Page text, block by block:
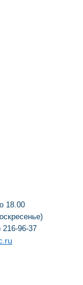
18.00
96-37